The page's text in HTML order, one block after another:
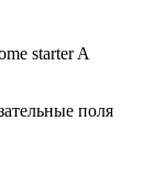
starter A
поля